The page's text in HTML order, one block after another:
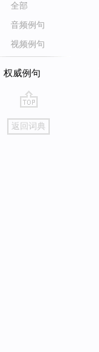
全部
音频例句
视频例句
权威例句
go
top
返回词典